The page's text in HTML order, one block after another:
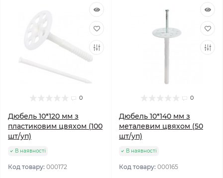
0
Дюбель 10*120 мм з
пластиковим цвяхом (100
шт/уп)
В наявності
Код товару: 000172
0
Дюбель 10*140 мм з
металевим цвяхом (50
шт/уп)
В наявності
Код товару: 000165